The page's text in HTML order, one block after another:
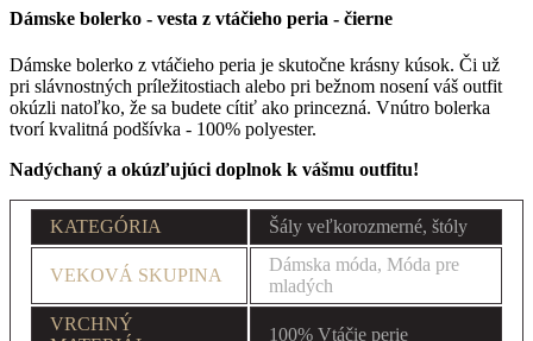
Dámske bolerko - vesta z vtáčieho peria - čierne
Dámske bolerko z vtáčieho peria je skutočne krásny kúsok. Či už
pri slávnostných príležitostiach alebo pri bežnom nosení váš outfit
okúzli natoľko, že sa budete cítiť ako princezná. Vnútro bolerka
tvorí kvalitná podšívka - 100% polyester.
Nadýchaný a okúzľujúci doplnok k vášmu outfitu!
KATEGÓRIA Šály veľkorozmerné, štóly
VEKOVÁ SKUPINA
Dámska móda, Móda pre
mladých
VRCHNÝ
100% Vtáčie perie